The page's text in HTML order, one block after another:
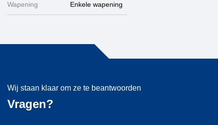
Wapening Enkele wapening
Wij staan klaar om ze te beantwoorden
Vragen?